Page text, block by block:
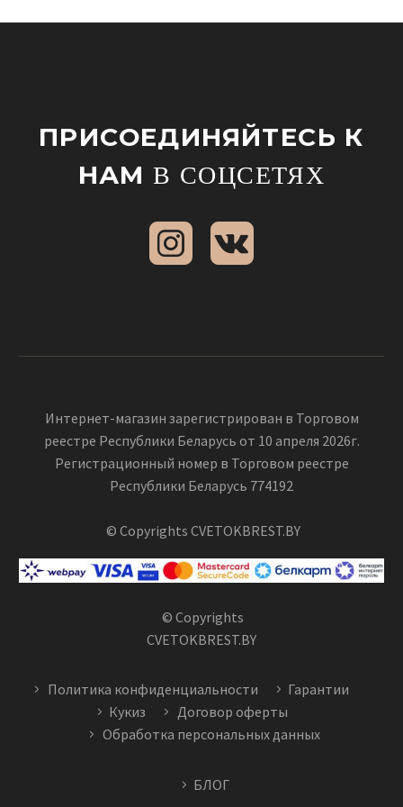
ПРИСОЕДИНЯЙТЕСЬ К
НАМ В СОЦСЕТЯХ
Интернет-магазин зарегистрирован в Торговом
реестре Республики Беларусь от 10 апреля 2026г.
Регистрационный номер в Торговом реестре
Республики Беларусь 774192
© Copyrights CVETOKBREST.BY
© Copyrights
CVETOKBREST.BY
Политика конфиденциальности
Гарантии
Кукиз
Договор оферты
Обработка персональных данных
БЛОГ